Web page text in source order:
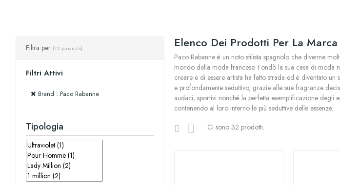
Filtra per (12 products)
Filtri Attivi
Brand : Paco Rabanne
Tipologia
Elenco Dei Prodotti Per La
Paco Rabanne è un noto stilista spagnolo che divenne
mondo della moda francese. Fondò la sua casa di
creare e di essere artista ha fatto strada ed è diventato
e profondamente seduttivo, grazie alle sue fragranze
audaci, sportivi nonché la perfetta esemplificazione degli
contenendo al loro interno le più seduttive delle essenze.
Ci sono 32 prodotti.